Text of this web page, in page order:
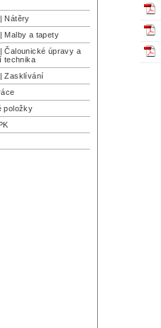
Nátěry
Malby a tapety
Čalounické úpravy a
technika
Zasklívání
položky